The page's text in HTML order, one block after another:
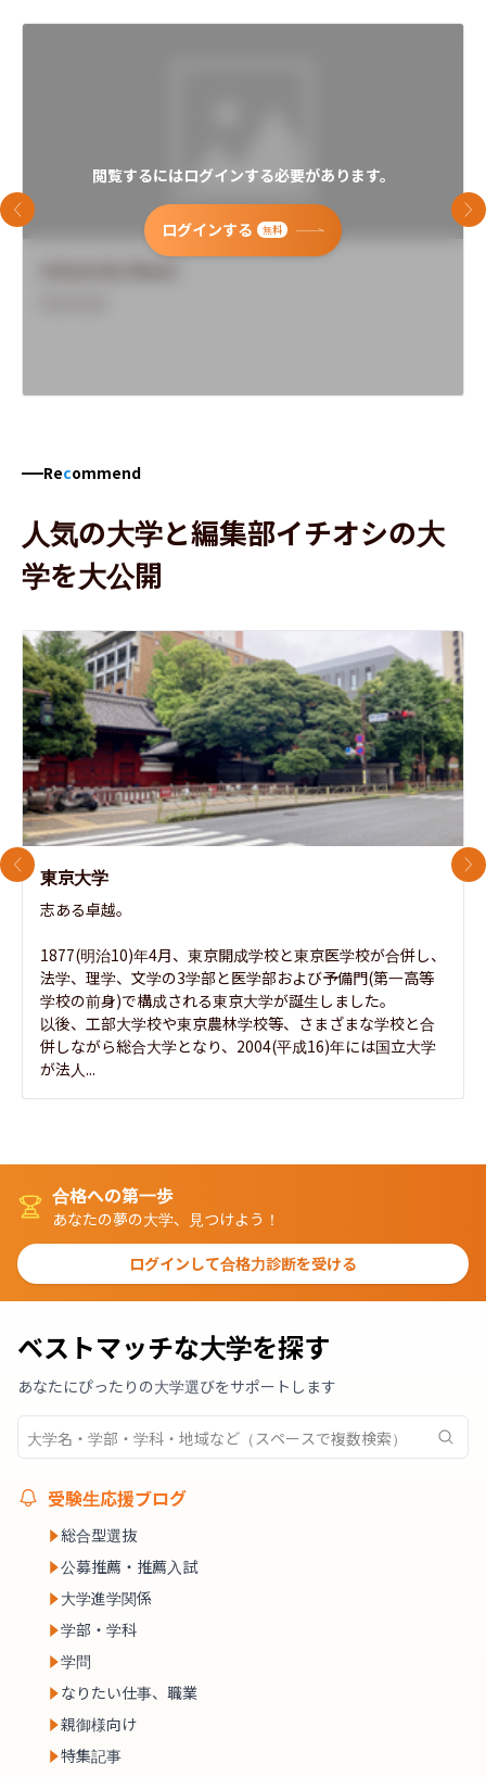
閲覧するにはログインする必要があります。
ログインする 無料
前のスライド 次
Recommend
人気の大学と編集部イチオシの大
学を大公開
東京大学
志ある卓越。
1877(明治10)年4月、東京開成学校と東京医学校が合併し、
法学、理学、文学の3学部と医学部および予備門(第一高等
学校の前身)で構成される東京大学が誕生しました。
以後、工部大学校や東京農林学校等、さまざまな学校と合
併しながら総合大学となり、2004(平成16)年には国立大学
が法人...
前のスライド 次
合格への第一歩
あなたの夢の大学、見つけよう！
ログインして合格力診断を受ける
ベストマッチな大学を探す
あなたにぴったりの大学選びをサポートします
受験生応援ブログ
総合型選抜
公募推薦・推薦入試
大学進学関係
学部・学科
学問
なりたい仕事、職業
親御様向け
特集記事